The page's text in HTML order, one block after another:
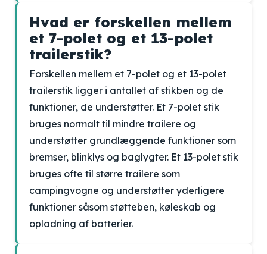
Hvad er forskellen mellem
et 7-polet og et 13-polet
trailerstik?
Forskellen mellem et 7-polet og et 13-polet
trailerstik ligger i antallet af stikben og de
funktioner, de understøtter. Et 7-polet stik
bruges normalt til mindre trailere og
understøtter grundlæggende funktioner som
bremser, blinklys og baglygter. Et 13-polet stik
bruges ofte til større trailere som
campingvogne og understøtter yderligere
funktioner såsom støtteben, køleskab og
opladning af batterier.